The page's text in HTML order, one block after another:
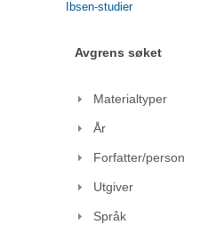
Ibsen-studier
Avgrens søket
Materialtyper
År
Forfatter/person
Utgiver
Språk